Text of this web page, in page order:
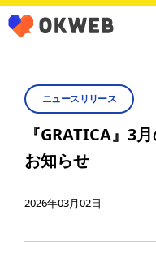
ニュースリリース
『GRATICA』3
お知らせ
2026年03月02日